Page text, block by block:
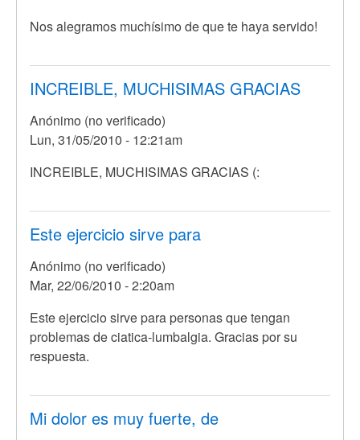
a
un
ezfuerzo
por
Anónimo
(no
Nos alegramos muchísimo de que te haya servido!
INCREIBLE, MUCHISIMAS GRACIAS
Anónimo (no verificado)
Lun, 31/05/2010 - 12:21am
INCREIBLE, MUCHISIMAS GRACIAS (:
Este ejercicio sirve para
Anónimo (no verificado)
Mar, 22/06/2010 - 2:20am
Este ejercicio sirve para personas que tengan
problemas de ciatica-lumbalgia. Gracias por su
respuesta.
Mi dolor es muy fuerte, de